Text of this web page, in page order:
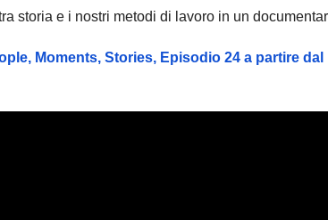
storia e i nostri metodi di lavoro in un
Moments, Stories, Episodio 24 a partire